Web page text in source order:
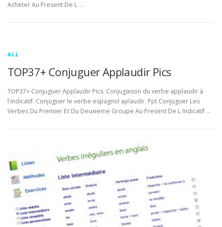
Acheter Au Present De L …
ALL
TOP37+ Conjuguer Applaudir Pics
TOP37+ Conjuguer Applaudir Pics. Conjugaison du verbe applaudir à
l'indicatif. Conjuguer le verbe espagnol aplaudir. Ppt Conjuguer Les
Verbes Du Premier Et Du Deuxieme Groupe Au Present De L Indicatif …